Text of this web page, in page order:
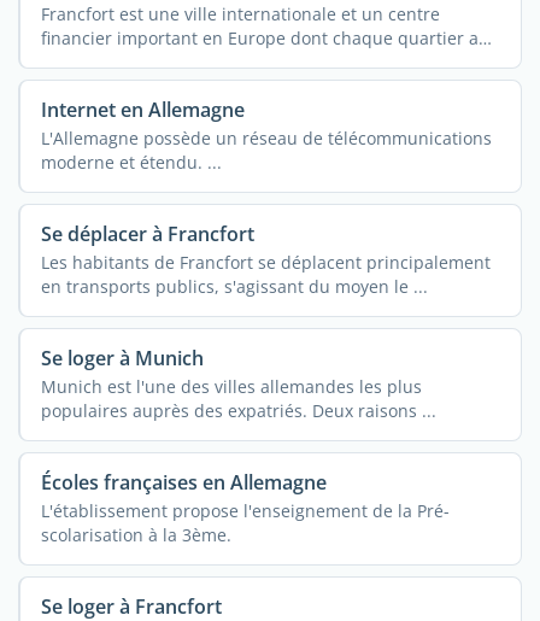
Francfort est une ville internationale et un centre
financier important en Europe dont chaque quartier a
une ...
Internet en Allemagne
L'Allemagne possède un réseau de télécommunications
moderne et étendu. ...
Se déplacer à Francfort
Les habitants de Francfort se déplacent principalement
en transports publics, s'agissant du moyen le ...
Se loger à Munich
Munich est l'une des villes allemandes les plus
populaires auprès des expatriés. Deux raisons ...
Écoles françaises en Allemagne
L'établissement propose l'enseignement de la Pré-
scolarisation à la 3ème.
Se loger à Francfort